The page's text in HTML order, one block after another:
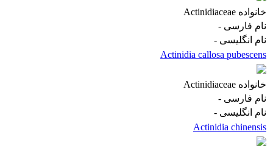
خانواده Actinidiaceae
نام فارسی -
نام انگلیسی -
Actinidia callosa pubescens
خانواده Actinidiaceae
نام فارسی -
نام انگلیسی -
Actinidia chinensis